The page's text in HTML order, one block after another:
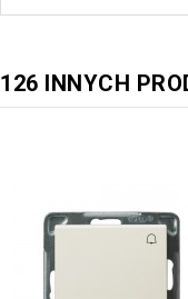
126 INNYCH